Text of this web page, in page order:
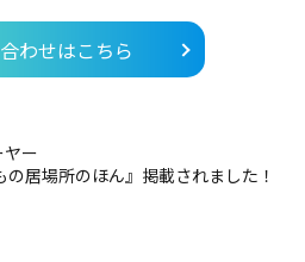
わせはこちら
ー
の居場所のほん』掲載されました！